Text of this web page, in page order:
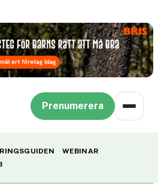
Prenumerera
WEBINAR